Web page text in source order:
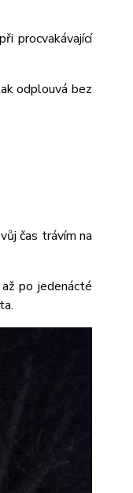
procvakávající
odplouvá bez
čas trávím na
po jedenácté